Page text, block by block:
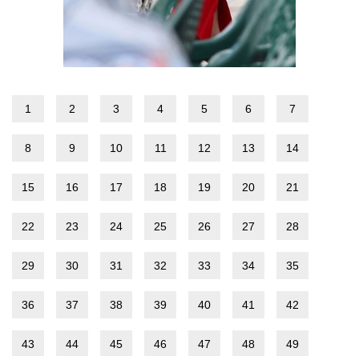
1 2 3 4 5 6 7
8 9 10 11 12 13 14
15 16 17 18 19 20 21
22 23 24 25 26 27 28
29 30 31 32 33 34 35
36 37 38 39 40 41 42
43 44 45 46 47 48 49